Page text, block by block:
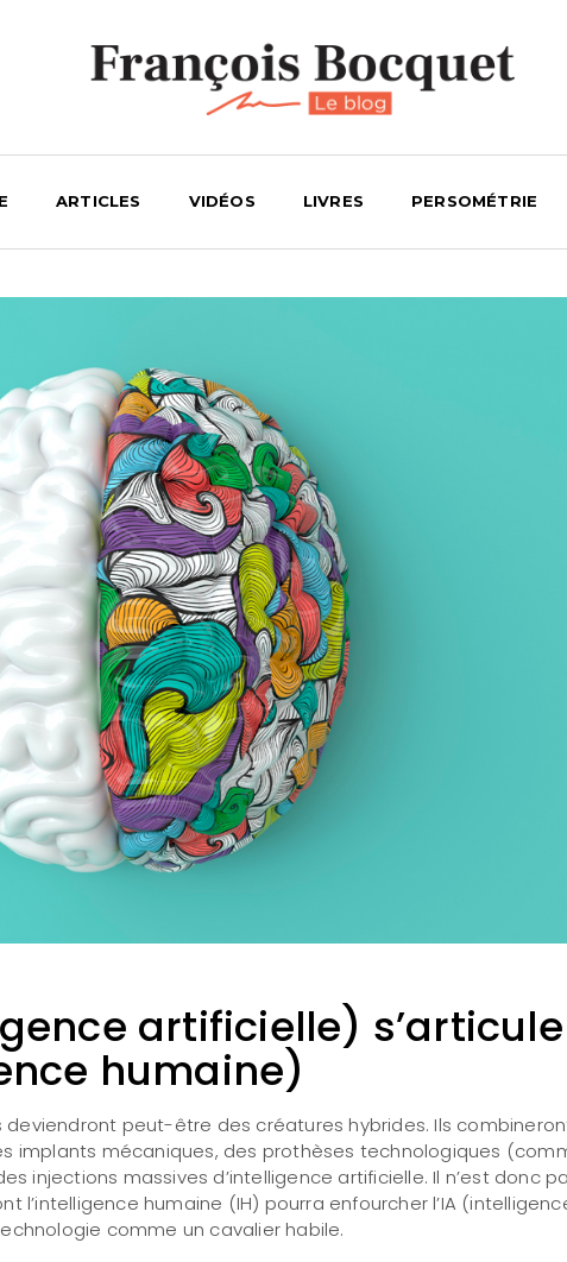
ARTICLES VIDÉOS LIVRES PERSOMÉTRIE
artificielle) s’articule
humaine)
peut-être des créatures hybrides. Ils
implants mécaniques, des prothèses technologiques
injections massives d’intelligence artificielle. Il n’est donc
l’intelligence humaine (IH) pourra enfourcher l’IA
comme un cavalier habile.